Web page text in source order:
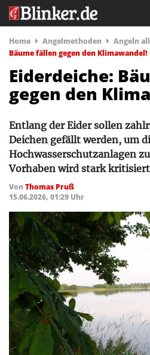
Home Angelmethoden Angeln
Bäume fällen gegen den Klimawandel!
Eiderdeiche:
gegen den
Entlang der Eider sollen
Deichen gefällt werden, um
Hochwasserschutzanlagen
Vorhaben wird stark
VonThomas Pruß
15.06.2026, 01:29 Uhr